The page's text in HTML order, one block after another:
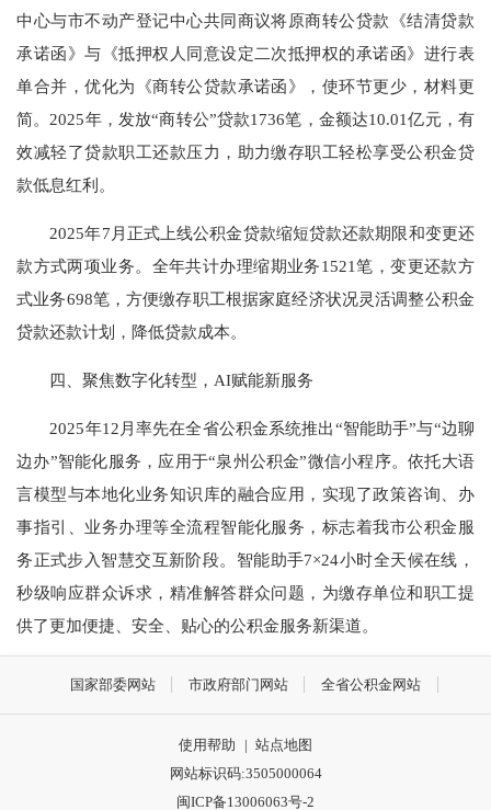
中心与市不动产登记中心共同商议将原商转公贷款《结清贷款
承诺函》与《抵押权人同意设定二次抵押权的承诺函》进行表
单合并，优化为《商转公贷款承诺函》，使环节更少，材料更
简。2025年，发放“商转公”贷款1736笔，金额达10.01亿元，有
效减轻了贷款职工还款压力，助力缴存职工轻松享受公积金贷
款低息红利。
2025年7月正式上线公积金贷款缩短贷款还款期限和变更还
款方式两项业务。全年共计办理缩期业务1521笔，变更还款方
式业务698笔，方便缴存职工根据家庭经济状况灵活调整公积金
贷款还款计划，降低贷款成本。
四、聚焦数字化转型，AI赋能新服务
2025年12月率先在全省公积金系统推出“智能助手”与“边聊
边办”智能化服务，应用于“泉州公积金”微信小程序。依托大语
言模型与本地化业务知识库的融合应用，实现了政策咨询、办
事指引、业务办理等全流程智能化服务，标志着我市公积金服
务正式步入智慧交互新阶段。智能助手7×24小时全天候在线，
秒级响应群众诉求，精准解答群众问题，为缴存单位和职工提
供了更加便捷、安全、贴心的公积金服务新渠道。
国家部委网站 市政府部门网站 全省公积金网站
使用帮助 | 站点地图
网站标识码:3505000064
闽ICP备13006063号-2